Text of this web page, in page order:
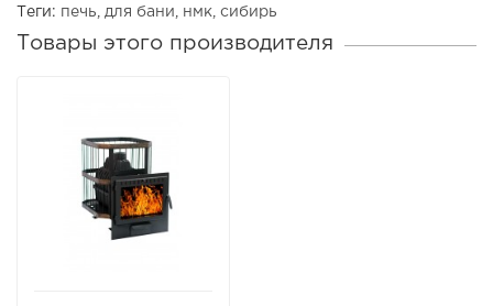
Теги: печь, для бани , нмк, сибирь
Товары этого производителя